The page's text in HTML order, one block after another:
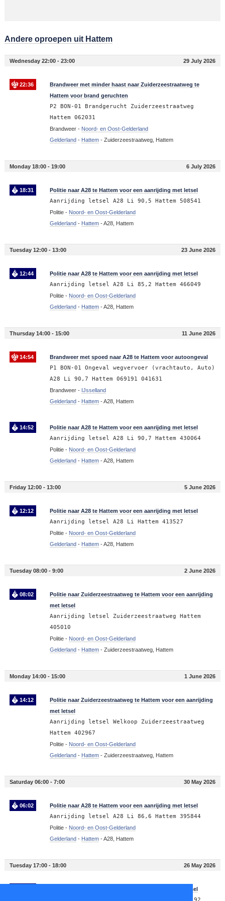
Andere oproepen uit Hattem
Wednesday 22:00 - 23:00 29 July 2026
22:36
Brandweer met minder haast naar Zuiderzeestraatweg te
Hattem voor brand geruchten
P2 BON-01 Brandgerucht Zuiderzeestraatweg
Hattem 062031
Brandweer - Noord- en Oost-Gelderland
Gelderland- Hattem- Zuiderzeestraatweg, Hattem
Monday 18:00 - 19:00 6 July 2026
18:31 Politie naar A28 te Hattem voor een aanrijding met letsel
Aanrijding letsel A28 Li 90,5 Hattem 508541
Politie - Noord- en Oost-Gelderland
Gelderland- Hattem-A28, Hattem
Tuesday 12:00 - 13:00 23 June 2026
12:44 Politie naar A28 te Hattem voor een aanrijding met letsel
Aanrijding letsel A28 Li 85,2 Hattem 466049
Politie - Noord- en Oost-Gelderland
Gelderland- Hattem-A28, Hattem
Thursday 14:00 - 15:00 11 June 2026
14:54 Brandweer met spoed naar A28 te Hattem voor autoongeval
P1 BON-01 Ongeval wegvervoer (vrachtauto, Auto)
A28 Li 90,7 Hattem 069191 041631
Brandweer - IJsselland
Gelderland- Hattem-A28, Hattem
14:52 Politie naar A28 te Hattem voor een aanrijding met letsel
Aanrijding letsel A28 Li 90,7 Hattem 430064
Politie - Noord- en Oost-Gelderland
Gelderland- Hattem-A28, Hattem
Friday 12:00 - 13:00 5 June 2026
12:12 Politie naar A28 te Hattem voor een aanrijding met letsel
Aanrijding letsel A28 Li Hattem 413527
Politie - Noord- en Oost-Gelderland
Gelderland- Hattem-A28, Hattem
Tuesday 08:00 - 9:00 2 June 2026
08:02
Politie naar Zuiderzeestraatweg te Hattem voor een aanrijding
met letsel
Aanrijding letsel Zuiderzeestraatweg Hattem
405010
Politie - Noord- en Oost-Gelderland
Gelderland- Hattem- Zuiderzeestraatweg, Hattem
Monday 14:00 - 15:00 1 June 2026
14:12
Politie naar Zuiderzeestraatweg te Hattem voor een aanrijding
met letsel
Aanrijding letsel Welkoop Zuiderzeestraatweg
Hattem 402967
Politie - Noord- en Oost-Gelderland
Gelderland- Hattem- Zuiderzeestraatweg, Hattem
Saturday 06:00 - 7:00 30 May 2026
06:02 Politie naar A28 te Hattem voor een aanrijding met letsel
Aanrijding letsel A28 Li 86,6 Hattem 395844
Politie - Noord- en Oost-Gelderland
Gelderland- Hattem-A28, Hattem
Tuesday 17:00 - 18:00 26 May 2026
Politie naar A28 te Hattem voor een aanrijding met letsel
Aanrijding letsel A28 Re 87,4 Hattem 385192